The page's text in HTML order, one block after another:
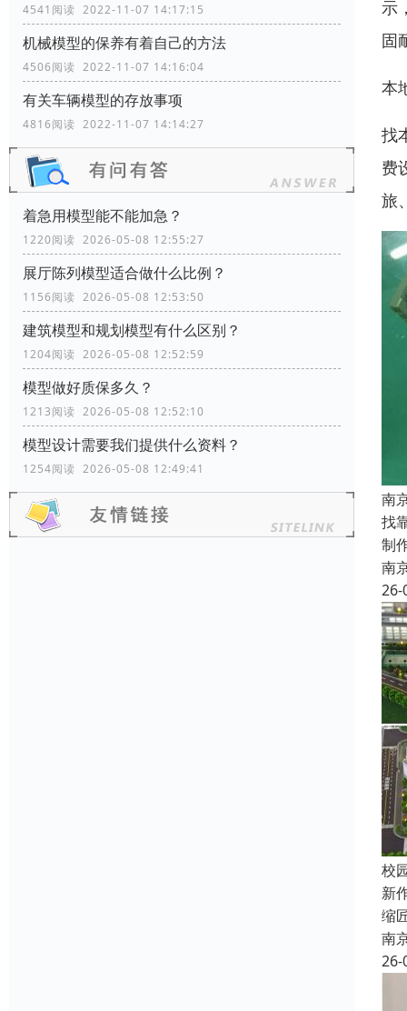
4541阅读 2022-11-07 14:17:15
机械模型的保养有着自己的方法
4506阅读 2022-11-07 14:16:04
有关车辆模型的存放事项
4816阅读 2022-11-07 14:14:27
着急用模型能不能加急？
1220阅读 2026-05-08 12:55:27
展厅陈列模型适合做什么比例？
1156阅读 2026-05-08 12:53:50
建筑模型和规划模型有什么区别？
1204阅读 2026-05-08 12:52:59
模型做好质保多久？
1213阅读 2026-05-08 12:52:10
模型设计需要我们提供什么资料？
1254阅读 2026-05-08 12:49:41
示
固
本
找
费
旅
南
找
制
南
26-
校
新
缩
南
26-